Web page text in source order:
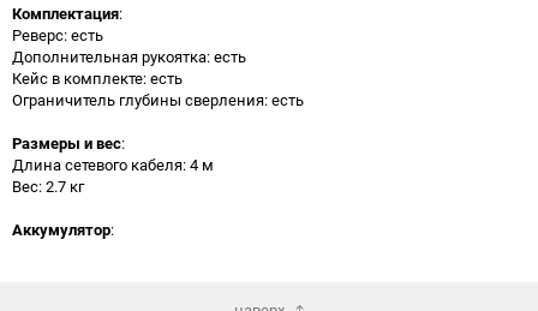
Комплектация:
Реверс: есть
Дополнительная рукоятка: есть
Кейс в комплекте: есть
Ограничитель глубины сверления: есть
Размеры и вес:
Длина сетевого кабеля: 4 м
Вес: 2.7 кг
Аккумулятор: